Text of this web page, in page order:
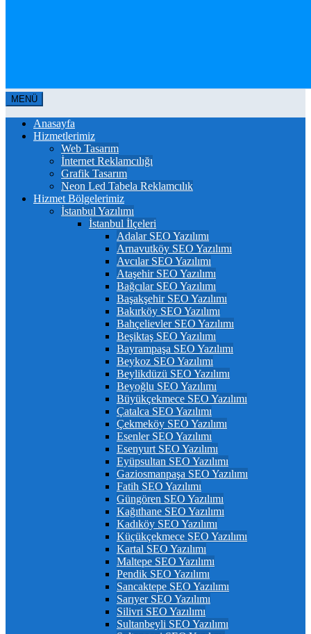
MENÜ
Anasayfa
Hizmetlerimiz
Web Tasarım
İnternet Reklamcılığı
Grafik Tasarım
Neon Led Tabela Reklamcılık
Hizmet Bölgelerimiz
İstanbul Yazılımı
İstanbul İlçeleri
Adalar SEO Yazılımı
Arnavutköy SEO Yazılımı
Avcılar SEO Yazılımı
Ataşehir SEO Yazılımı
Bağcılar SEO Yazılımı
Başakşehir SEO Yazılımı
Bakırköy SEO Yazılımı
Bahçelievler SEO Yazılımı
Beşiktaş SEO Yazılımı
Bayrampaşa SEO Yazılımı
Beykoz SEO Yazılımı
Beylikdüzü SEO Yazılımı
Beyoğlu SEO Yazılımı
Büyükçekmece SEO Yazılımı
Çatalca SEO Yazılımı
Çekmeköy SEO Yazılımı
Esenler SEO Yazılımı
Esenyurt SEO Yazılımı
Eyüpsultan SEO Yazılımı
Gaziosmanpaşa SEO Yazılımı
Fatih SEO Yazılımı
Güngören SEO Yazılımı
Kağıthane SEO Yazılımı
Kadıköy SEO Yazılımı
Küçükçekmece SEO Yazılımı
Kartal SEO Yazılımı
Maltepe SEO Yazılımı
Pendik SEO Yazılımı
Sancaktepe SEO Yazılımı
Sarıyer SEO Yazılımı
Silivri SEO Yazılımı
Sultanbeyli SEO Yazılımı